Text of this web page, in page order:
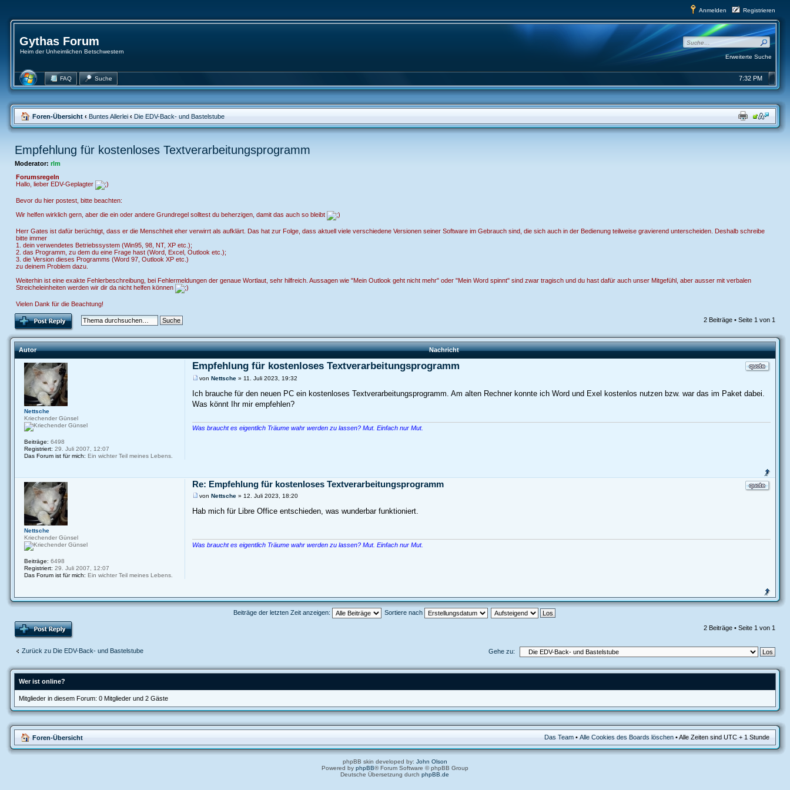
Anmelden Registrieren
Gythas Forum
Heim der Unheimlichen Betschwestern
Erweiterte Suche
FAQ Suche 7:32 PM
Foren-Übersicht ‹ Buntes Allerlei ‹ Die EDV-Back- und Bastelstube
Empfehlung für kostenloses Textverarbeitungsprogramm
Moderator: rlm
Forumsregeln
Hallo, lieber EDV-Geplagter
Bevor du hier postest, bitte beachten:
Wir helfen wirklich gern, aber die ein oder andere Grundregel solltest du beherzigen, damit das auch so bleibt
Herr Gates ist dafür berüchtigt, dass er die Menschheit eher verwirrt als aufklärt. Das hat zur Folge, dass aktuell viele verschiedene Versionen seiner Software im Gebrauch sind, die sich auch in der Bedienung teilweise gravierend unterscheiden. Deshalb schreibe
bitte immer
1. dein verwendetes Betriebssystem (Win95, 98, NT, XP etc.);
2. das Programm, zu dem du eine Frage hast (Word, Excel, Outlook etc.);
3. die Version dieses Programms (Word 97, Outlook XP etc.)
zu deinem Problem dazu.
Weiterhin ist eine exakte Fehlerbeschreibung, bei Fehlermeldungen der genaue Wortlaut, sehr hilfreich. Aussagen wie "Mein Outlook geht nicht mehr" oder "Mein Word spinnt" sind zwar tragisch und du hast dafür auch unser Mitgefühl, aber ausser mit verbalen
Streicheleinheiten werden wir dir da nicht helfen können
Vielen Dank für die Beachtung!
2 Beiträge • Seite 1 von 1
Autor Nachricht
Empfehlung für kostenloses Textverarbeitungsprogramm
von Nettsche» 11. Juli 2023, 19:32
Ich brauche für den neuen PC ein kostenloses Textverarbeitungsprogramm. Am alten Rechner konnte ich Word und Exel kostenlos nutzen bzw. war das im Paket dabei.
Was könnt Ihr mir empfehlen?
Was braucht es eigentlich Träume wahr werden zu lassen? Mut. Einfach nur Mut.
Nettsche
Kriechender Günsel
Beiträge: 6498
Registriert: 29. Juli 2007, 12:07
Das Forum ist für mich: Ein wichter Teil meines Lebens.
Re: Empfehlung für kostenloses Textverarbeitungsprogramm
von Nettsche» 12. Juli 2023, 18:20
Hab mich für Libre Office entschieden, was wunderbar funktioniert.
Was braucht es eigentlich Träume wahr werden zu lassen? Mut. Einfach nur Mut.
Nettsche
Kriechender Günsel
Beiträge: 6498
Registriert: 29. Juli 2007, 12:07
Das Forum ist für mich: Ein wichter Teil meines Lebens.
Beiträge der letzten Zeit anzeigen: Sortiere nach
2 Beiträge • Seite 1 von 1
Zurück zu Die EDV-Back- und Bastelstube Gehe zu:
Wer ist online?
Mitglieder in diesem Forum: 0 Mitglieder und 2 Gäste
Foren-Übersicht Das Team• Alle Cookies des Boards löschen• Alle Zeiten sind UTC + 1 Stunde
phpBB skin developed by: John Olson
Powered by phpBB® Forum Software © phpBB Group
Deutsche Übersetzung durchphpBB.de